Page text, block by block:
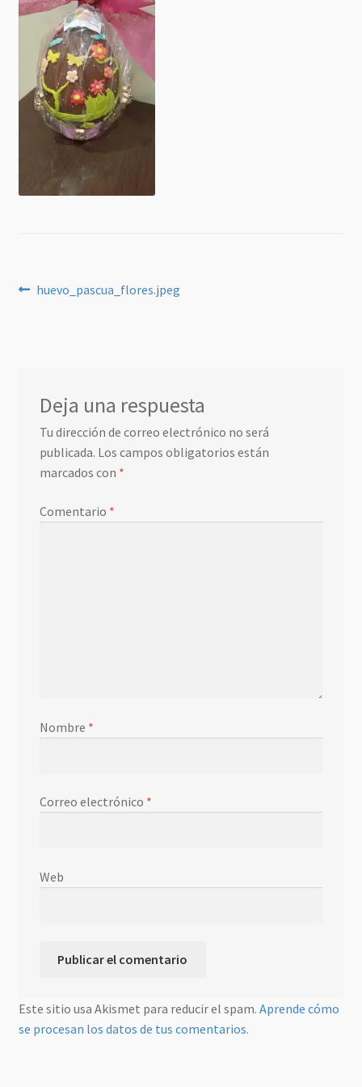
Navegación
Anterior:
huevo_pascua_flores.jpeg
Deja una respuesta
Tu dirección de correo electrónico no será
publicada. Los campos obligatorios están
marcados con *
Comentario *
Nombre *
Correo electrónico *
Web
Este sitio usa Akismet para reducir el spam. Aprende cómo
se procesan los datos de tus comentarios.